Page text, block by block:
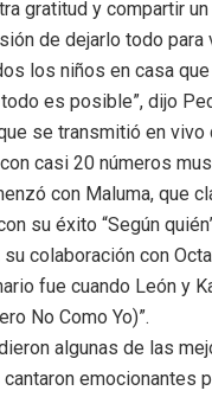
gratitud y compartir
de dejarlo todo
los niños en casa
es posible”, dijo
se transmitió en
casi 20 números
con Maluma, que
su éxito “Según
colaboración con
fue cuando León y
No Como Yo)”.
algunas de las
cantaron